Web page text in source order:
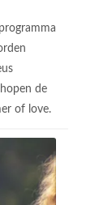
de
of love.